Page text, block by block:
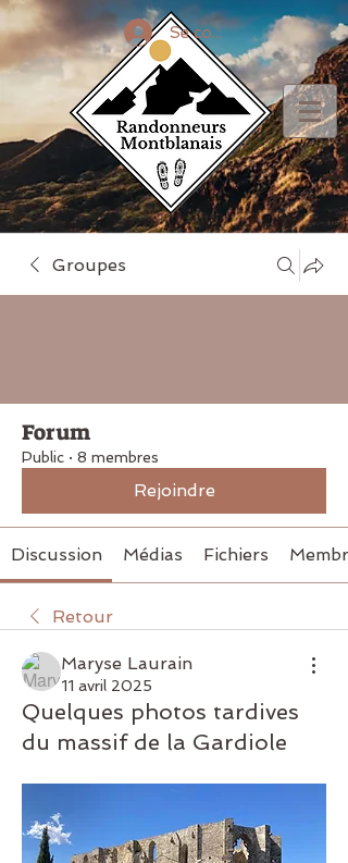
Se connecter
Groupes
Forum
Public · 8 membres
Rejoindre
Discussion Médias Fichiers
Retour
Maryse Laurain
11 avril 2025
Quelques photos tardives
du massif de la Gardiole